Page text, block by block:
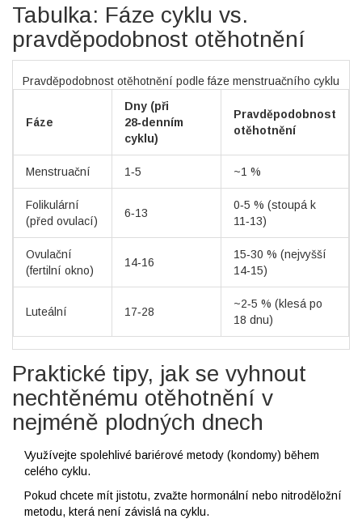
Tabulka: Fáze cyklu vs.
pravděpodobnost otěhotnění
Pravděpodobnost otěhotnění podle fáze menstruačního cyklu
Fáze
Dny (při
28‑denním
cyklu)
Pravděpodobnost
otěhotnění
Menstruační 1‑5 ~1 %
Folikulární
(před ovulací)
6‑13
0‑5 % (stoupá k
11‑13)
Ovulační
(fertilní okno)
14‑16
15‑30 % (nejvyšší
14‑15)
Luteální 17‑28
~2‑5 % (klesá po
18 dnu)
Praktické tipy, jak se vyhnout
nechtěnému otěhotnění v
nejméně plodných dnech
Využívejte spolehlivé bariérové metody (kondomy) během
celého cyklu.
Pokud chcete mít jistotu, zvažte hormonální nebo nitroděložní
metodu, která není závislá na cyklu.